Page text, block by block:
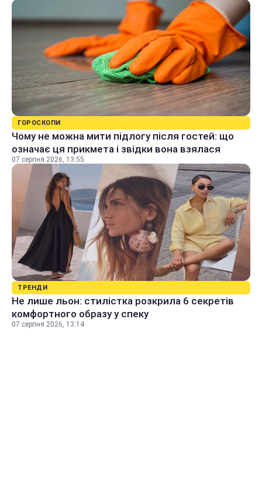
ГОРОСКОПИ
Чому не можна мити підлогу після гостей: що
означає ця прикмета і звідки вона взялася
07 серпня 2026, 13:55
ТРЕНДИ
Не лише льон: стилістка розкрила 6 секретів
комфортного образу у спеку
07 серпня 2026, 13:14